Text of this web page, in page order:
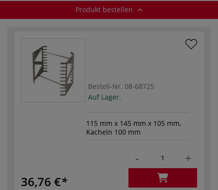
Produkt bestellen
Bestell-Nr. 08-68725
Auf Lager.
115 mm x 145 mm x 105 mm,
Kacheln 100 mm
36,76 €
- +